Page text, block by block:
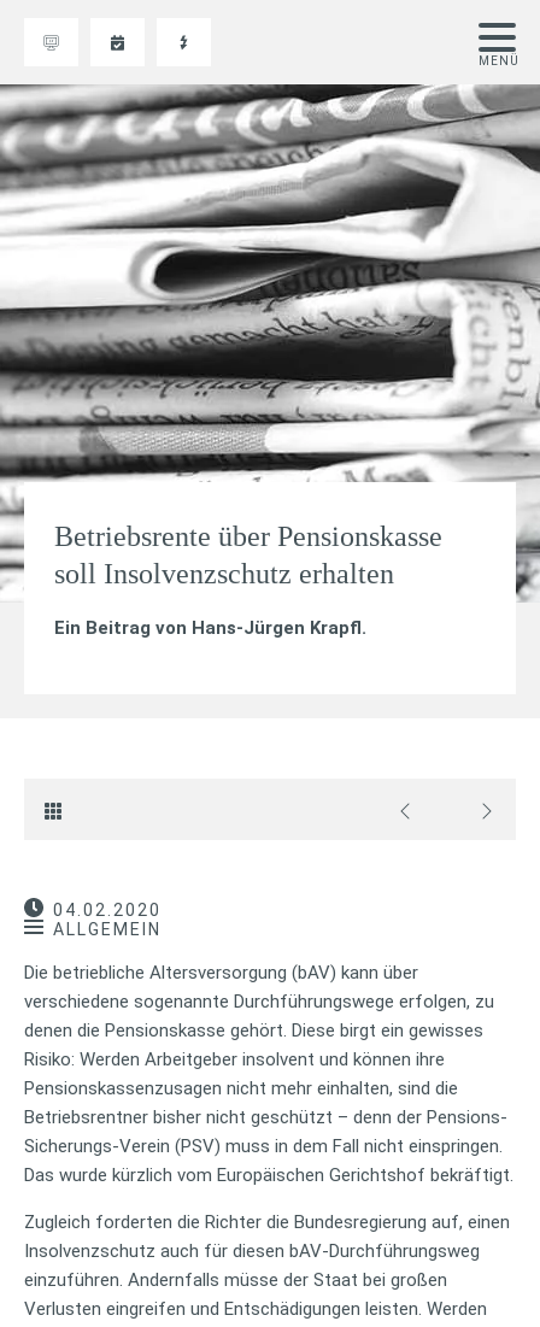
Betriebsrente über Pensionskasse
soll Insolvenzschutz erhalten
Ein Beitrag von Hans-Jürgen Krapfl.
04.02.2020
ALLGEMEIN
Die betriebliche Altersversorgung (bAV) kann über
verschiedene sogenannte Durchführungswege erfolgen, zu
denen die Pensionskasse gehört. Diese birgt ein gewisses
Risiko: Werden Arbeitgeber insolvent und können ihre
Pensionskassenzusagen nicht mehr einhalten, sind die
Betriebsrentner bisher nicht geschützt – denn der Pensions-
Sicherungs-Verein (PSV) muss in dem Fall nicht einspringen.
Das wurde kürzlich vom Europäischen Gerichtshof bekräftigt.
Zugleich forderten die Richter die Bundesregierung auf, einen
Insolvenzschutz auch für diesen bAV-Durchführungsweg
einzuführen. Andernfalls müsse der Staat bei großen
Verlusten eingreifen und Entschädigungen leisten. Werden